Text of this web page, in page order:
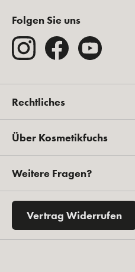
Folgen Sie uns
Rechtliches
Über Kosmetikfuchs
Weitere Fragen?
Vertrag Widerrufen